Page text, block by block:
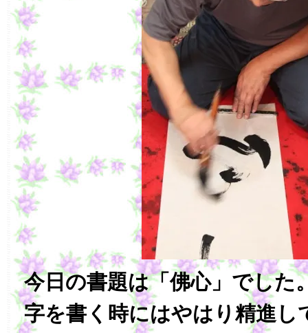
今日の書題は「佛心」でした
字を書く時にはやはり精進し